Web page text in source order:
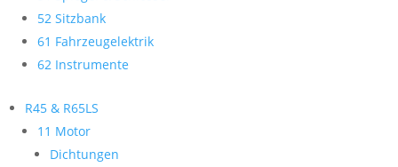
52 Sitzbank
61 Fahrzeugelektrik
62 Instrumente
R45 & R65LS
11 Motor
Dichtungen